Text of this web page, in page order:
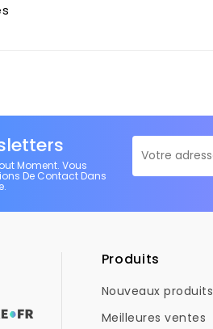
Moment. Vous
De Contact Dans
Produits
Nouveaux produits
Meilleures ventes